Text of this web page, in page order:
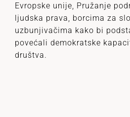
Evropske unije, Pružanje
ljudska prava, borcima za
uzbunjivačima kako bi
povećali demokratske
društva.